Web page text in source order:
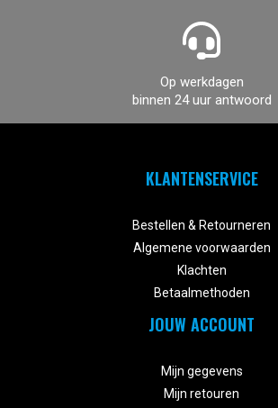
Op werkdagen
binnen 24 uur antwoord
KLANTENSERVICE
Bestellen & Retourneren
Algemene voorwaarden
Klachten
Betaalmethoden
JOUW ACCOUNT
Mijn gegevens
Mijn retouren